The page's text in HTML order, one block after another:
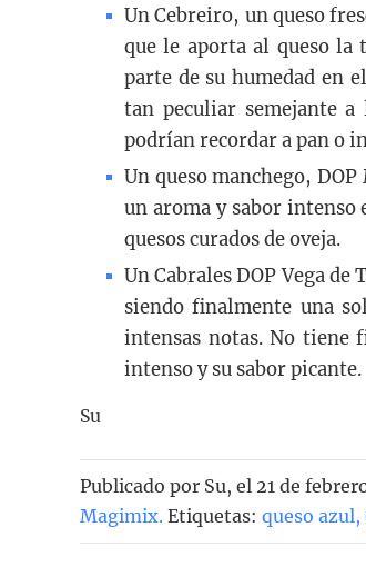
Un Cebreiro, un queso
que le aporta al queso la
parte de su humedad en
tan peculiar semejante
podrían recordar a pan o
Un queso manchego,
un aroma y sabor intenso
quesos curados de oveja.
Un Cabrales DOP Vega
siendo finalmente una
intensas notas. No tiene
intenso y su sabor picante.
Su
Publicado por Su, el 21 de
Magimix. Etiquetas: queso azul,